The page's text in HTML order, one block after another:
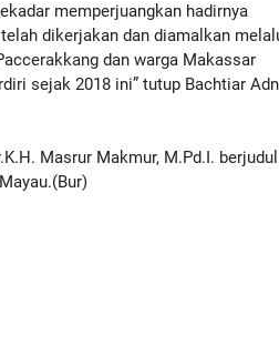
memperjuangkan hadirnya
dikerjakan dan diamalkan
dan warga Makassar
sejak 2018 ini” tutup Bachtiar
Masrur Makmur, M.Pd.I. berjudul